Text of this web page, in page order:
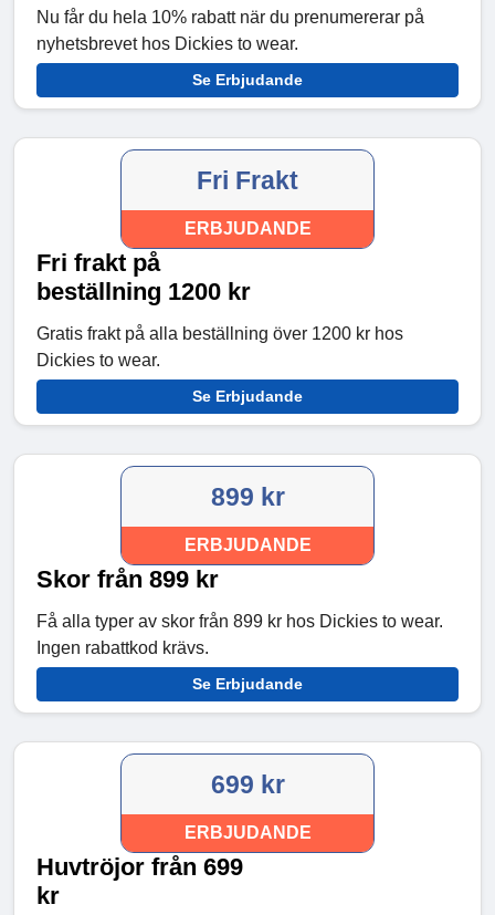
Nu får du hela 10% rabatt när du prenumererar på
nyhetsbrevet hos Dickies to wear.
Se Erbjudande
Fri Frakt
ERBJUDANDE
Fri frakt på
beställning 1200 kr
Gratis frakt på alla beställning över 1200 kr hos
Dickies to wear.
Se Erbjudande
899 kr
ERBJUDANDE
Skor från 899 kr
Få alla typer av skor från 899 kr hos Dickies to wear.
Ingen rabattkod krävs.
Se Erbjudande
699 kr
ERBJUDANDE
Huvtröjor från 699
kr